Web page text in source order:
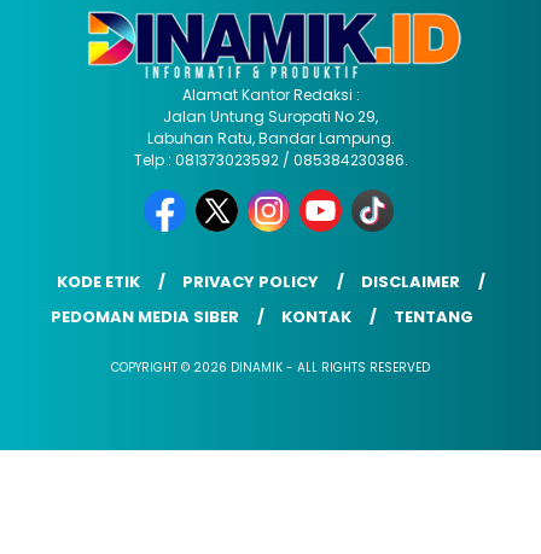
Alamat Kantor Redaksi :
Jalan Untung Suropati No 29,
Labuhan Ratu, Bandar Lampung.
Telp : 081373023592 / 085384230386.
KODE ETIK PRIVACY POLICY
DISCLAIMER
PEDOMAN MEDIA SIBER
KONTAK TENTANG
COPYRIGHT © 2026 DINAMIK - ALL RIGHTS RESERVED